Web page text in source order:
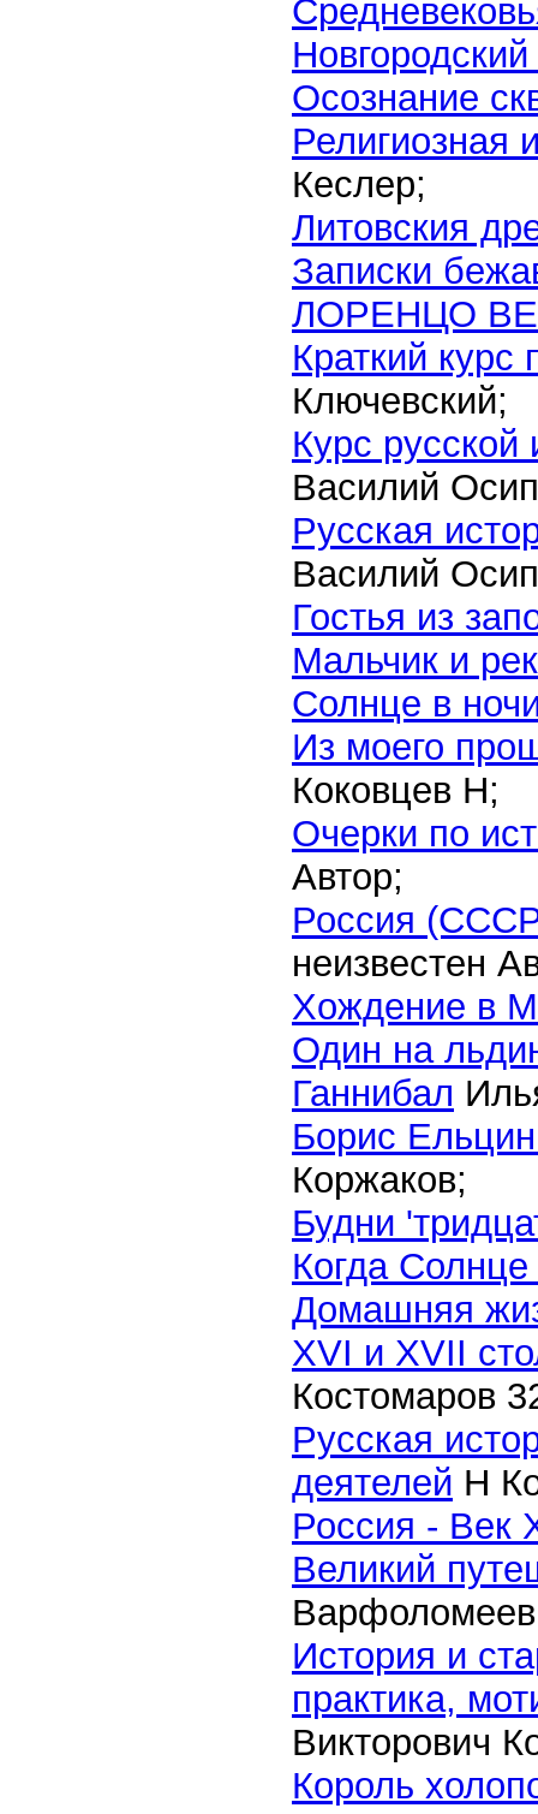
Осознание
Религиозная
Кеслер;
Литовския
Записки
ЛОРЕНЦО
Краткий курс
Ключевский;
Курс
Василий
Русская
Василий
Гостья из
Мальчик и
Солнце в
Из моего
Коковцев Н;
Очерки по
Автор;
Россия
неизвестен
Хождение в
Один на
Ганнибал
Борис
Коржаков;
Будни
Когда
Домашняя
XVI и XVII
Костомаров
Русская
деятелей Н
Россия - Век
Великий
История и
практика,
Викторович
Король